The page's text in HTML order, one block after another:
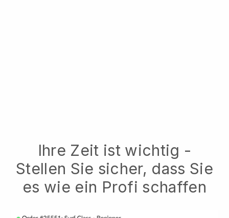
Ihre Zeit ist wichtig -
Stellen Sie sicher, dass Sie
es wie ein Profi schaffen